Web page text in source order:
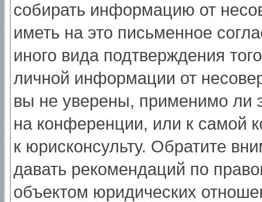
собирать информацию от
иметь на это письменное
иного вида подтверждения
личной информации от
вы не уверены, применимо ли
на конференции, или к самой
к юрисконсульту. Обратите
давать рекомендаций по
объектом юридических